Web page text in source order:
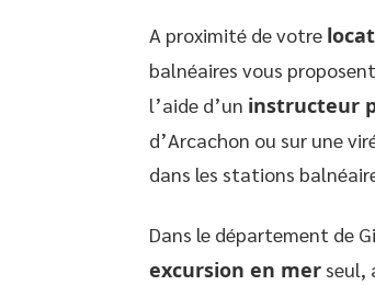
A proximité de votre
balnéaires vous
l’aide d’un instructeur
d’Arcachon ou sur une
dans les stations
Dans le département de
excursion en mer seul,